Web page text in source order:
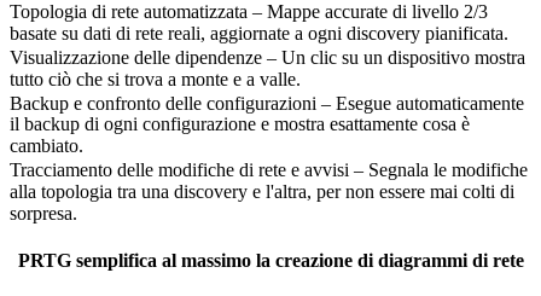
Topologia di rete automatizzata – Mappe accurate di livello 2/3
basate su dati di rete reali, aggiornate a ogni discovery pianificata.
Visualizzazione delle dipendenze – Un clic su un dispositivo mostra
tutto ciò che si trova a monte e a valle.
Backup e confronto delle configurazioni – Esegue automaticamente
il backup di ogni configurazione e mostra esattamente cosa è
cambiato.
Tracciamento delle modifiche di rete e avvisi – Segnala le modifiche
alla topologia tra una discovery e l'altra, per non essere mai colti di
sorpresa.
PRTG semplifica al massimo la creazione di diagrammi di rete